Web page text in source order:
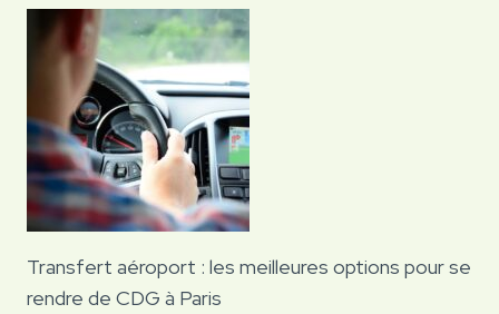
Transfert aéroport : les meilleures options pour se
rendre de CDG à Paris